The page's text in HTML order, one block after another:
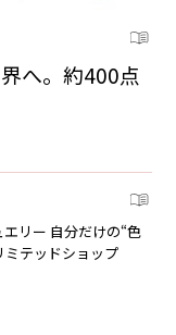
へ。約400点
エリー 自分だけの“色
ミテッドショップ